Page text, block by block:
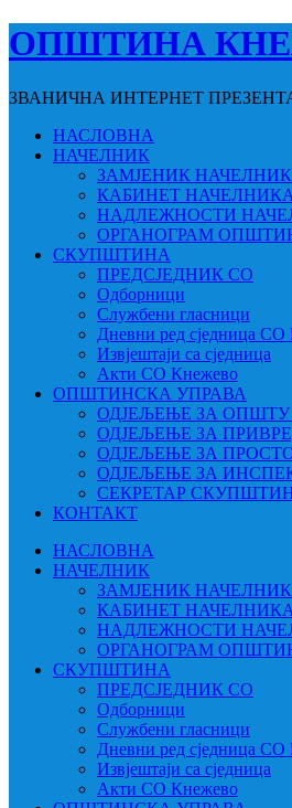
ОПШТИНА
ЗВАНИЧНА ИНТЕРНЕТ
НАСЛОВНА
НАЧЕЛНИК
ЗАМЈЕНИК
КАБИНЕТ НАЧЕЛНИКА
НАДЛЕЖНОСТИ
ОРГАНОГРАМ
СКУПШТИНА
ПРЕДСЈЕДНИК СО
Одборници
Службени гласници
Дневни ред сједница
Извјештаји са сједница
Акти СО Кнежево
ОПШТИНСКА УПРАВА
ОДЈЕЉЕЊЕ ЗА
ОДЈЕЉЕЊЕ ЗА
ОДЈЕЉЕЊЕ ЗА
ОДЈЕЉЕЊЕ ЗА
СЕКРЕТАР
КОНТАКТ
НАСЛОВНА
НАЧЕЛНИК
ЗАМЈЕНИК
КАБИНЕТ НАЧЕЛНИКА
НАДЛЕЖНОСТИ
ОРГАНОГРАМ
СКУПШТИНА
ПРЕДСЈЕДНИК СО
Одборници
Службени гласници
Дневни ред сједница
Извјештаји са сједница
Акти СО Кнежево